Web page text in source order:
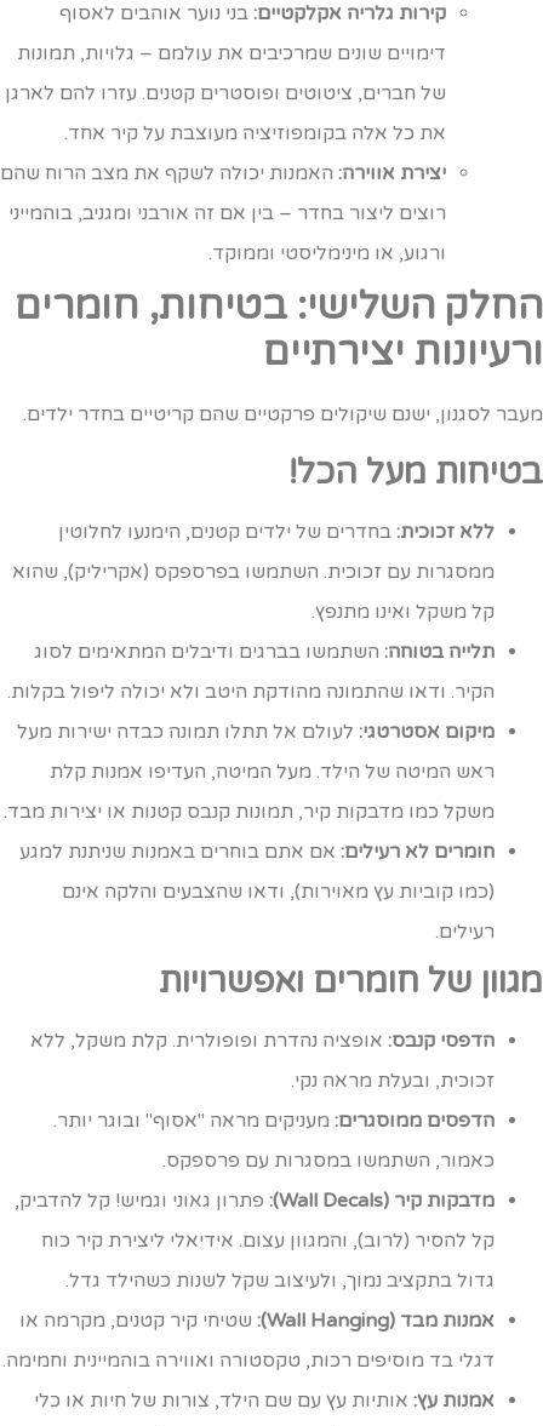
קירות גלריה אקלקטיים:בני נוער אוהבים לאסוף
דימויים שונים שמרכיבים את עולמם – גלויות, תמונות
של חברים, ציטוטים ופוסטרים קטנים. עזרו להם לארגן
את כל אלה בקומפוזיציה מעוצבת על קיר אחד.
יצירת אווירה:האמנות יכולה לשקף את מצב הרוח שהם
רוצים ליצור בחדר – בין אם זה אורבני ומגניב, בוהמייני
ורגוע, או מינימליסטי וממוקד.
השלישי: בטיחות, חומרים
יצירתיים
לסגנון, ישנם שיקולים פרקטיים שהם קריטיים בחדר ילדים.
מעל הכל!
ללא זכוכית:בחדרים של ילדים קטנים, הימנעו לחלוטין
ממסגרות עם זכוכית. השתמשו בפרספקס (אקריליק), שהוא
קל משקל ואינו מתנפץ.
תלייה בטוחה:השתמשו בברגים ודיבלים המתאימים לסוג
הקיר. ודאו שהתמונה מהודקת היטב ולא יכולה ליפול בקלות.
מיקום אסטרטגי:לעולם אל תתלו תמונה כבדה ישירות מעל
ראש המיטה של הילד. מעל המיטה, העדיפו אמנות קלת
משקל כמו מדבקות קיר, תמונות קנבס קטנות או יצירות מבד.
חומרים לא רעילים:אם אתם בוחרים באמנות שניתנת למגע
(כמו קוביות עץ מאוירות), ודאו שהצבעים והלקה אינם
רעילים.
של חומרים ואפשרויות
הדפסי קנבס:אופציה נהדרת ופופולרית. קלת משקל, ללא
זכוכית, ובעלת מראה נקי.
הדפסים ממוסגרים:מעניקים מראה "אסוף" ובוגר יותר.
כאמור, השתמשו במסגרות עם פרספקס.
מדבקות קיר (Wall Decals):
פתרון גאוני וגמיש! קל להדביק,
קל להסיר (לרוב), והמגוון עצום. אידיאלי ליצירת קיר כוח
גדול בתקציב נמוך, ולעיצוב שקל לשנות כשהילד גדל.
אמנות מבד (Wall Hanging):
שטיחי קיר קטנים, מקרמה או
דגלי בד מוסיפים רכות, טקסטורה ואווירה בוהמיינית וחמימה.
אמנות עץ:אותיות עץ עם שם הילד, צורות של חיות או כלי